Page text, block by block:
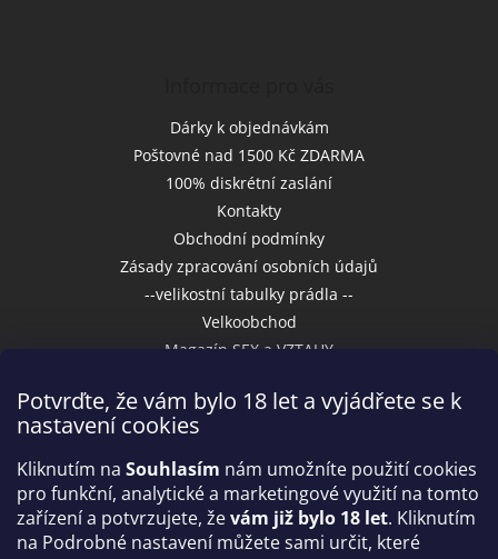
Potvrďte, že vám bylo 18 let a vyjádřete se k
nastavení cookies
Kliknutím na Souhlasím nám umožníte použití cookies
pro funkční, analytické a marketingové využití na tomto
zařízení a potvrzujete, ževám již bylo 18 let. Kliknutím
na Podrobné nastavení můžete sami určit, které
Dárky k objednávkám
Poštovné nad 1500 Kč ZDARMA
100% diskrétní zaslání
Kontakty
Obchodní podmínky
Zásady zpracování osobních údajů
--velikostní tabulky prádla --
Velkoobchod
Magazín SEX a VZTAHY
Přijímáme online platby